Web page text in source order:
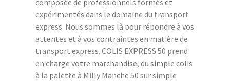
expérimentés dans le domaine du transport
express. Nous sommes là pour répondre à vos
attentes et à vos contraintes en matière de
transport express. COLIS EXPRESS 50 prend
en charge votre marchandise, du simple colis
à la palette à Milly Manche 50 sur simple